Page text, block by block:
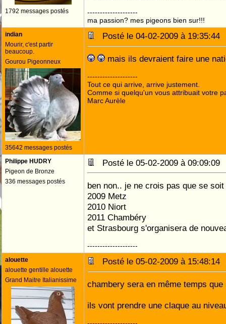
1792 messages postés
--------------------
ma passion? mes pigeons bien sur!!!
indian
Mourir, c'est partir
beaucoup.
Gourou Pigeonneux
35642 messages postés
Posté le 04-02-2009 à
mais ils devraient faire une
--------------------
Tout ce qui arrive, arrive justement.
Comme si quelqu'un vous attribuait votre
Marc Aurèle
Philippe HUDRY
Pigeon de Bronze
336 messages postés
Posté le 05-02-2009 à
ben non.. je ne crois pas que se
2009 Metz
2010 Niort
2011 Chambéry
et Strasbourg s'organisera de
--------------------
alouette
alouette gentille alouette
Grand Maitre Italianissime
Posté le 05-02-2009 à
chambery sera en même temps
ils vont prendre une claque au